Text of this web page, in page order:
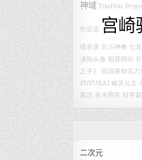
神域 TouHou
伦尼亚 宫崎
成名录 北斗神拳 七
通狗头像 侧耳倾听
之子》
欢迎来到实
PUYUKAI 幽灵公主
高达 赤木刚宪 科学
二次元